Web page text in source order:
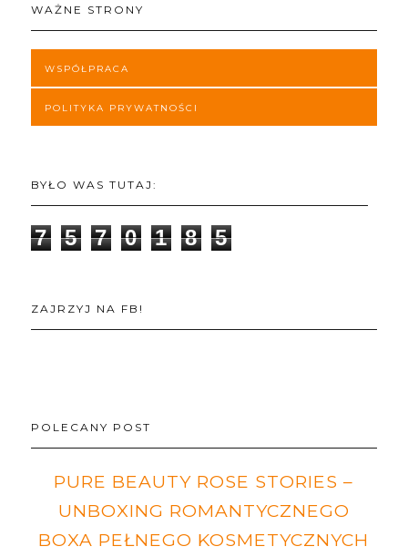
WAŻNE STRONY
WSPÓŁPRACA
POLITYKA PRYWATNOŚCI
BYŁO WAS TUTAJ:
7 5 7 0 1 8 5
ZAJRZYJ NA FB!
POLECANY POST
PURE BEAUTY ROSE STORIES –
UNBOXING ROMANTYCZNEGO
BOXA PEŁNEGO KOSMETYCZNYCH